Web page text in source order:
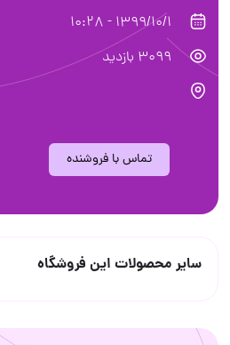
1399/10/1 - 10:28
3099 بازدید
تماس با فروشنده
سایر محصولات این فروشگاه